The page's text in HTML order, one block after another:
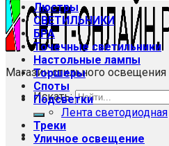
Магазин стильного освещения
Искать:
Люстры
СВЕТИЛЬНИКИ
БРА
Точечные светильники
Настольные лампы
Торшеры
Споты
Подсветки
Лента светодиодная
Треки
Уличное освещение